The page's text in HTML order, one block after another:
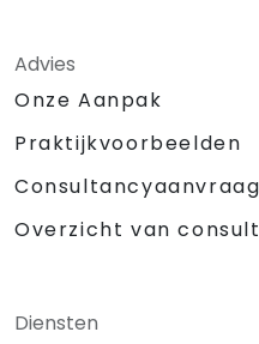
Advies
Onze Aanpak
Praktijkvoorbeelden
Consultancyaanvraag
Overzicht van
Diensten